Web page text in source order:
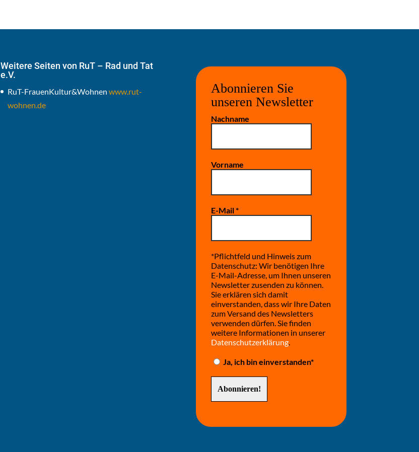
Weitere Seiten von RuT – Rad und Tat
e.V.
RuT-FrauenKultur&Wohnen www.rut-
wohnen.de
Abonnieren Sie
unseren Newsletter
Nachname
Vorname
E-Mail*
*Pflichtfeld und Hinweis zum
Datenschutz: Wir benötigen Ihre
E-Mail-Adresse, um Ihnen unseren
Newsletter zusenden zu können.
Sie erklären sich damit
einverstanden, dass wir Ihre Daten
zum Versand des Newsletters
verwenden dürfen. Sie finden
weitere Informationen in unserer
Datenschutzerklärung.
Ja, ich bin einverstanden*